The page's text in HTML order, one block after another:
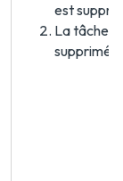
est
La tâche
supprimée.